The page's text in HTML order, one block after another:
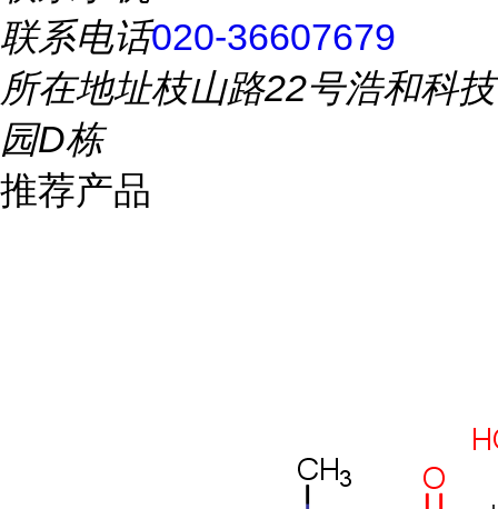
联系电话020-36607679
所在地址枝山路22号浩和科技
园D栋
推荐产品